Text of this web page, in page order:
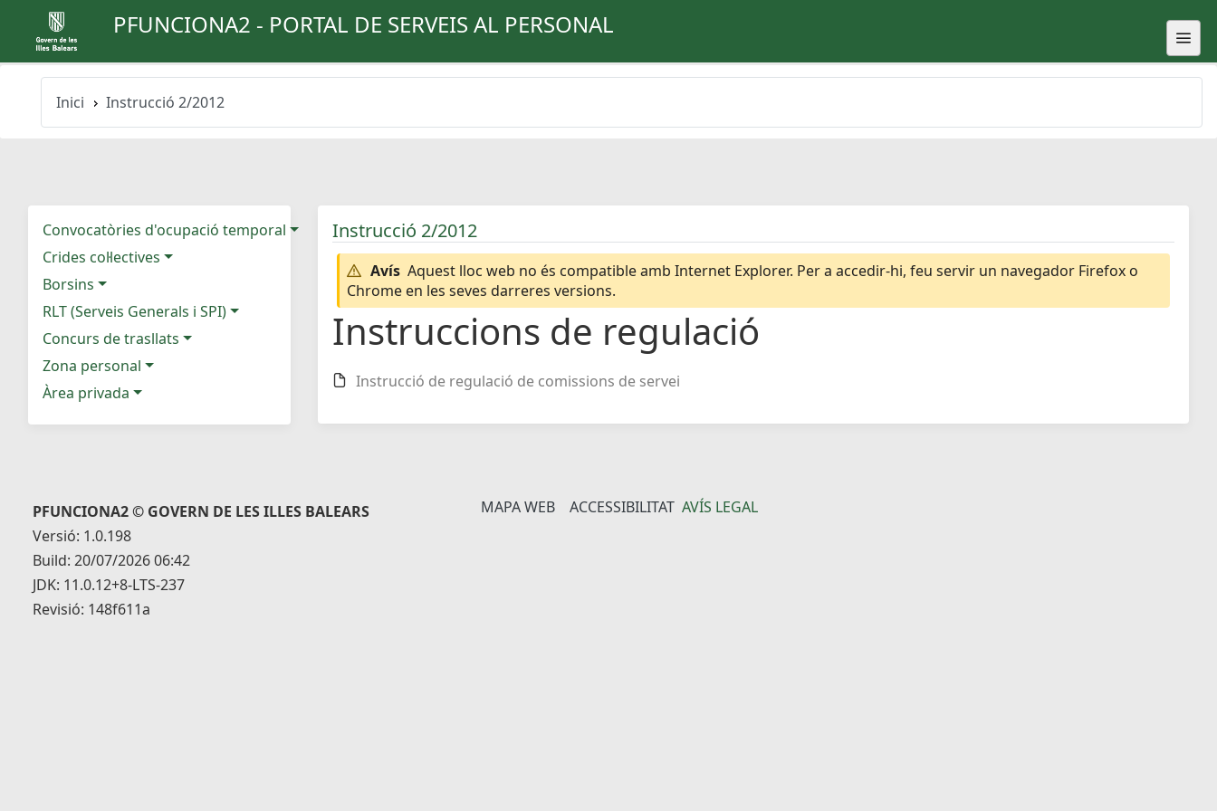
PFUNCIONA2 - PORTAL DE SERVEIS AL PERSONAL
Inici Instrucció 2/2012
Convocatòries d'ocupació temporal
Crides col·lectives
Borsins
RLT (Serveis Generals i SPI)
Concurs de trasllats
Zona personal
Àrea privada
Instrucció 2/2012
Avís Aquest lloc web no és compatible amb Internet Explorer. Per a accedir-hi, feu servir un navegador Firefox o
Chrome en les seves darreres versions.
Instruccions de regulació
Instrucció de regulació de comissions de servei
PFUNCIONA2 © GOVERN DE LES ILLES BALEARS
Versió: 1.0.198
Build: 20/07/2026 06:42
JDK: 11.0.12+8-LTS-237
Revisió: 148f611a
MAPA WEB ACCESSIBILITAT AVÍS LEGAL